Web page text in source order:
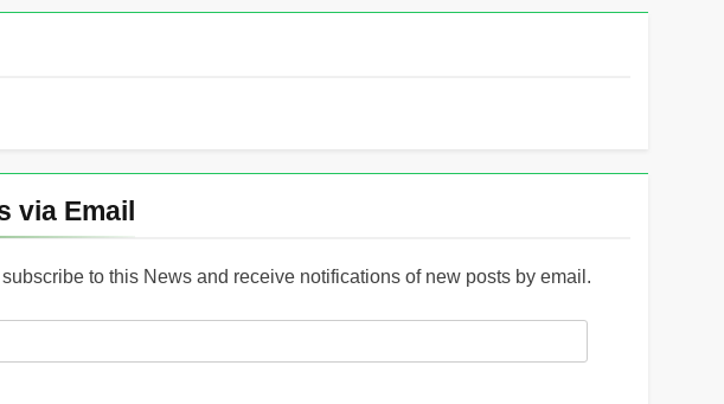
via Email
to this News and receive notifications of new posts by email.